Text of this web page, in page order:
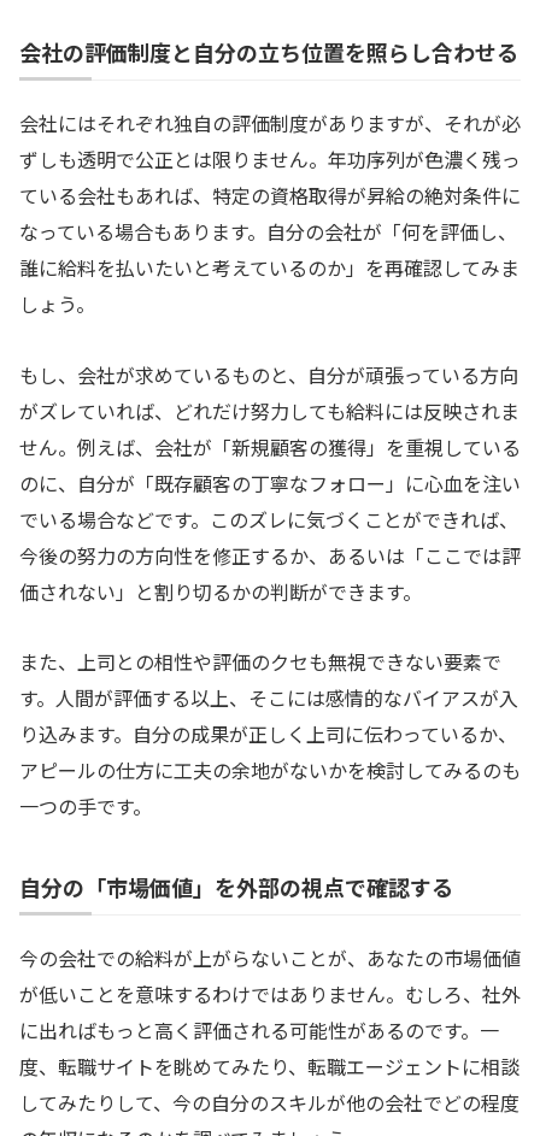
会社の評価制度と自分の立ち位置を照らし合わせる
会社にはそれぞれ独自の評価制度がありますが、それが必
ずしも透明で公正とは限りません。年功序列が色濃く残っ
ている会社もあれば、特定の資格取得が昇給の絶対条件に
なっている場合もあります。自分の会社が「何を評価し、
誰に給料を払いたいと考えているのか」を再確認してみま
しょう。
もし、会社が求めているものと、自分が頑張っている方向
がズレていれば、どれだけ努力しても給料には反映されま
せん。例えば、会社が「新規顧客の獲得」を重視している
のに、自分が「既存顧客の丁寧なフォロー」に心血を注い
でいる場合などです。このズレに気づくことができれば、
今後の努力の方向性を修正するか、あるいは「ここでは評
価されない」と割り切るかの判断ができます。
また、上司との相性や評価のクセも無視できない要素で
す。人間が評価する以上、そこには感情的なバイアスが入
り込みます。自分の成果が正しく上司に伝わっているか、
アピールの仕方に工夫の余地がないかを検討してみるのも
一つの手です。
自分の「市場価値」を外部の視点で確認する
今の会社での給料が上がらないことが、あなたの市場価値
が低いことを意味するわけではありません。むしろ、社外
に出ればもっと高く評価される可能性があるのです。一
度、転職サイトを眺めてみたり、転職エージェントに相談
してみたりして、今の自分のスキルが他の会社でどの程度